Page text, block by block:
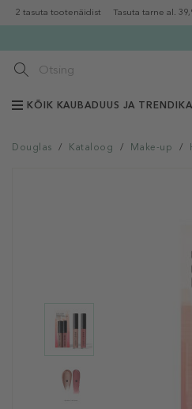
2 tasuta tootenäidist Tasuta tarne al.
KÕIK KAUBADUUS JA
Douglas / Kataloog / Make-up /